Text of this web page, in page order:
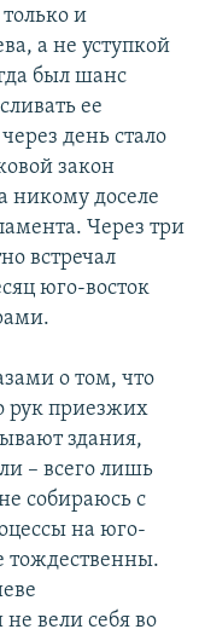
и
а не уступкой
был шанс
ее
день стало
закон
никому доселе
Через три
встречал
юго-восток
о том, что
рук приезжих
здания,
– всего лишь
собираюсь с
на юго-
тождественны.
вели себя во